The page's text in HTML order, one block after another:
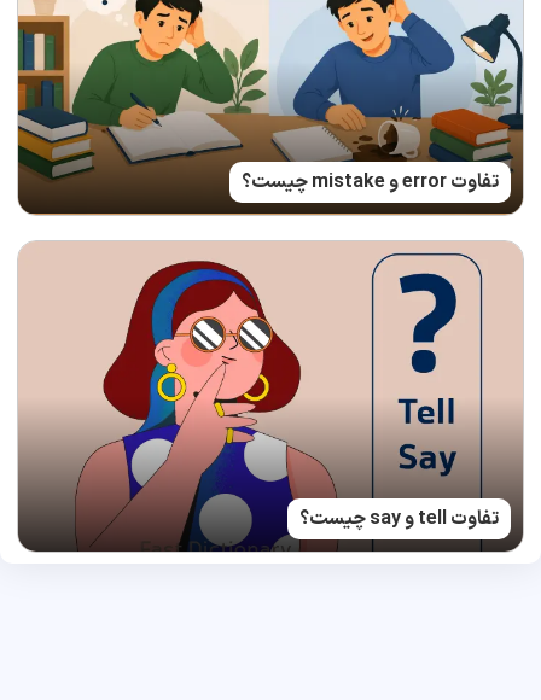
تفاوت error و mistake چیست؟
تفاوت tell و say چیست؟